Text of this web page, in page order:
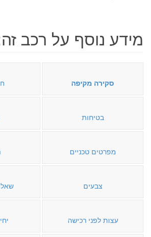
מידע נוסף על רכב
סקירה מקיפה
בטיחות
מפרטים טכניים
צבעים
עצות לפני רכישה